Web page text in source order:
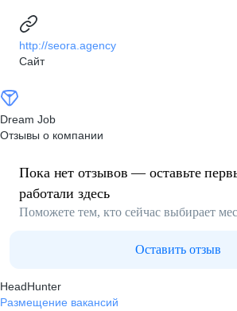
http://seora.agency
Сайт
Dream Job
Отзывы о компании
Пока нет отзывов — оставьте
работали здесь
Поможете тем, кто сейчас выбирает
Оставить отзыв
HeadHunter
Размещение вакансий